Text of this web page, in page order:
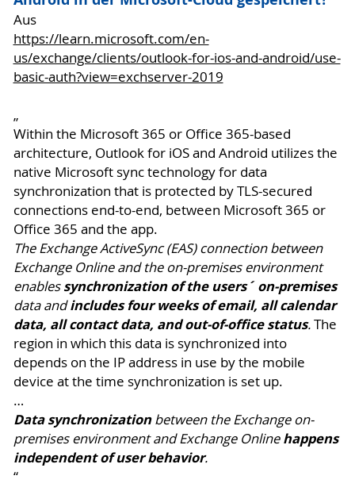
Aus
https://learn.microsoft.com/en-
us/exchange/clients/outlook-for-ios-and-android/use-
basic-auth?view=exchserver-2019
„
Within the Microsoft 365 or Office 365-based
architecture, Outlook for iOS and Android utilizes the
native Microsoft sync technology for data
synchronization that is protected by TLS-secured
connections end-to-end, between Microsoft 365 or
Office 365 and the app.
The Exchange ActiveSync (EAS) connection between
Exchange Online and the on-premises environment
enablessynchronization of the users´ on-premises
data andincludes four weeks of email, all calendar
data, all contact data, and out-of-office status.The
region in which this data is synchronized into
depends on the IP address in use by the mobile
device at the time synchronization is set up.
…
Data synchronizationbetween the Exchange on-
premises environment and Exchange Onlinehappens
independent of user behavior.
“